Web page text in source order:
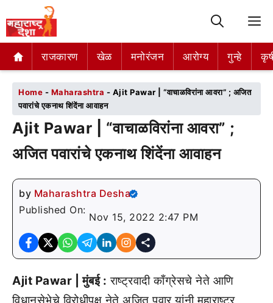
राजकारण खेळ मनोरंजन आरोग्य गुन्हे
राजकारण खेळ मनोरंजन आरोग्य गुन्हे
Home - Maharashtra - Ajit Pawar | “वाचाळविरांना आवरा” ; अजित
पवारांचे एकनाथ शिंदेंना आवाहन
Ajit Pawar | “वाचाळविरांना आवरा” ;
अजित पवारांचे एकनाथ शिंदेंना आवाहन
by Maharashtra Desha
Published On:
Nov 15, 2022 2:47 PM
Ajit Pawar | मुंबई : राष्ट्रवादी काँग्रेसचे नेते आणि